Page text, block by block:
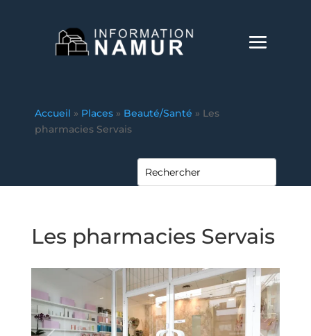
Accueil » Places » Beauté/Santé » Les
pharmacies Servais
Les pharmacies Servais